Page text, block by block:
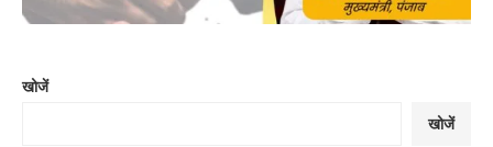
खोजें
खोजें